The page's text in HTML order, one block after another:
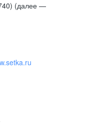
(далее —